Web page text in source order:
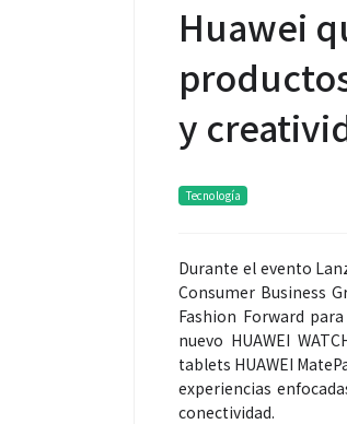
Huawei
y
Tecnología
Durante el evento
Consumer Business
Fashion Forward para
nuevo HUAWEI
tablets HUAWEI
experiencias
conectividad.